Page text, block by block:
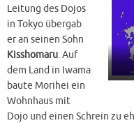
Leitung des Dojos
in Tokyo übergab
er an seinen Sohn
Kisshomaru. Auf
dem Land in Iwama
baute Morihei ein
Wohnhaus mit
Dojo und einen Schrein zu